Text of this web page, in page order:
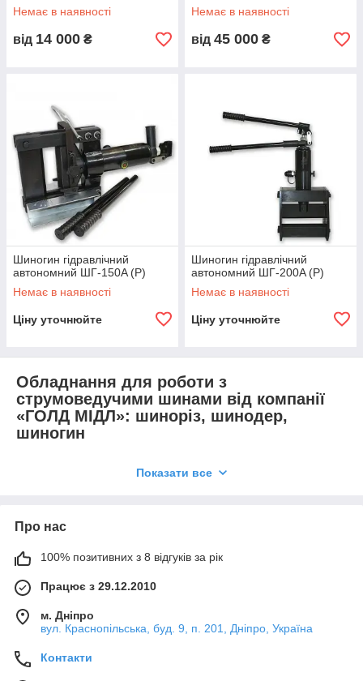
Немає в наявності
від 14 000 ₴
Немає в наявності
від 45 000 ₴
Шиногин гідравлічний
автономний ШГ-150A (Р)
Немає в наявності
Ціну уточнюйте
Шиногин гідравлічний
автономний ШГ-200A (Р)
Немає в наявності
Ціну уточнюйте
Обладнання для роботи з
струмоведучими шинами від компанії
«ГОЛД МІДЛ»: шиноріз, шинодер,
шиногин
дозволяє ефективно працювати зі струмоведучими шинами,
спеціалізовані пристрої. Наші інструменти розроблені для
безпеки при роботі з струмоведучими шинами в різних
галузях промисловості та будівництва. Тому це ідеальний
варіант для досягнення відмінного кінцевого результату
Що є в каталозі компанії «ГОЛД МІДЛ»:
шинодер, шиногин, шиноріз гідравлічний та
багато іншого
Показати все
Про нас
100% позитивних з 8 відгуків за рік
Працює з 29.12.2010
м. Дніпро
вул. Краснопільська, буд. 9, п. 201, Дніпро, Україна
Контакти